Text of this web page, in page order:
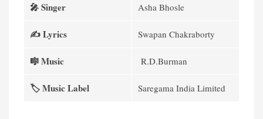
🎤 Singer Asha Bhosle
✍️ Lyrics Swapan Chakraborty
🎼 Music R.D.Burman
🏷️ Music Label Saregama India Limited